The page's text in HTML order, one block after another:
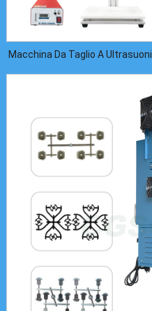
Macchina Da Taglio A Ultrasuoni